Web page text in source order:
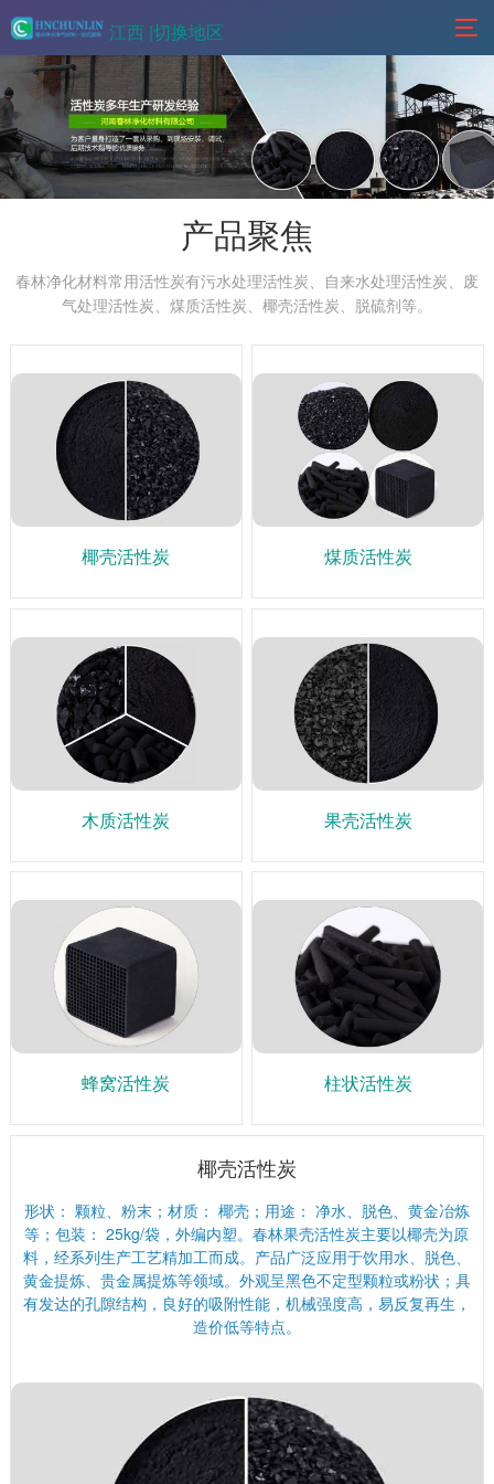
江西 |切换地区
产品聚焦
春林净化材料常用活性炭有污水处理活性炭、自来水处理活性炭、废
气处理活性炭、煤质活性炭、椰壳活性炭、脱硫剂等。
椰壳活性炭 煤质活性炭
木质活性炭 果壳活性炭
蜂窝活性炭 柱状活性炭
椰壳活性炭
形状： 颗粒、粉末；材质： 椰壳；用途： 净水、脱色、黄金冶炼
等；包装： 25kg/袋，外编内塑。春林果壳活性炭主要以椰壳为原
料，经系列生产工艺精加工而成。产品广泛应用于饮用水、脱色、
黄金提炼、贵金属提炼等领域。外观呈黑色不定型颗粒或粉状；具
有发达的孔隙结构，良好的吸附性能，机械强度高，易反复再生，
造价低等特点。